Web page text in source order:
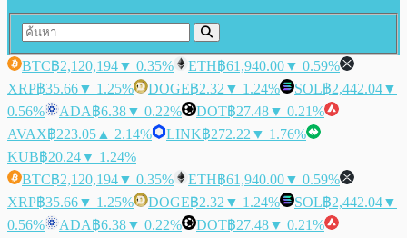
BTC฿2,120,194▼ 0.35% ETH฿61,940.00▼ 0.59%
XRP฿35.66▼ 1.25% DOGE฿2.32 ▼ 1.24% SOL฿2,442.04▼
0.56%
ADA฿6.38▼ 0.22% DOT฿27.48▼ 0.21%
AVAX฿223.05 ▲ 2.14% LINK฿272.22 ▼ 1.76%
KUB฿20.24▼ 1.24%
BTC฿2,120,194▼ 0.35% ETH฿61,940.00▼ 0.59%
XRP฿35.66▼ 1.25% DOGE฿2.32 ▼ 1.24% SOL฿2,442.04▼
0.56%
ADA฿6.38▼ 0.22% DOT฿27.48▼ 0.21%